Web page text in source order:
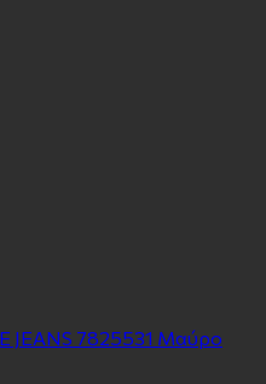
JEANS 7825531 Μαύρο